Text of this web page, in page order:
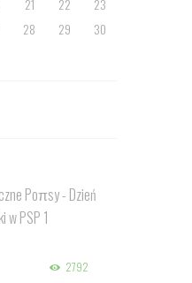
21 22
23
28 29
30
Poπsy - Dzień
w PSP 1
2792